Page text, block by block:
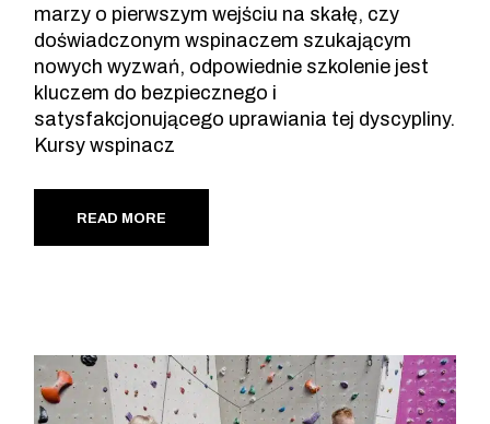
marzy o pierwszym wejściu na skałę, czy
doświadczonym wspinaczem szukającym
nowych wyzwań, odpowiednie szkolenie jest
kluczem do bezpiecznego i
satysfakcjonującego uprawiania tej dyscypliny.
Kursy wspinacz
READ MORE